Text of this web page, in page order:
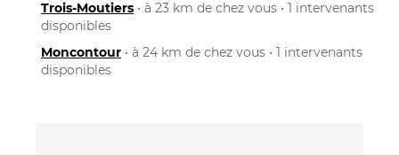
Trois-Moutiers • à 23 km de chez vous • 1 intervenants
disponibles
Moncontour • à 24 km de chez vous • 1 intervenants
disponibles